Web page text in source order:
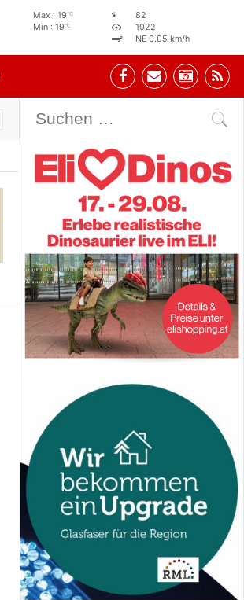
Max : 19°C
Min : 19°C
82
1022
NE 0.05 km/h
Stehbeisl Stainach Öffnungszeiten